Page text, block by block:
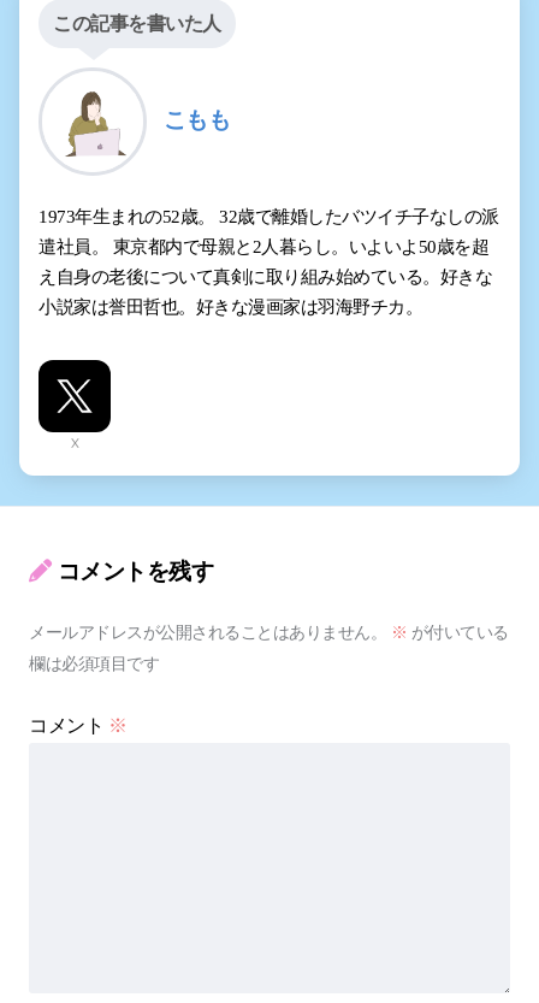
この記事を書いた人
こもも
1973年生まれの52歳。 32歳で離婚したバツイチ子なしの派
遣社員。 東京都内で母親と2人暮らし。いよいよ50歳を超
え自身の老後について真剣に取り組み始めている。好きな
小説家は誉田哲也。好きな漫画家は羽海野チカ。
X
コメントを残す
メールアドレスが公開されることはありません。 ※ が付いている
欄は必須項目です
コメント ※